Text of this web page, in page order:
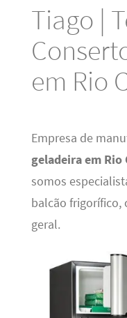
Tiago |
em Rio
Empresa de
geladeira em Rio
somos
balcão frigorífico,
geral.